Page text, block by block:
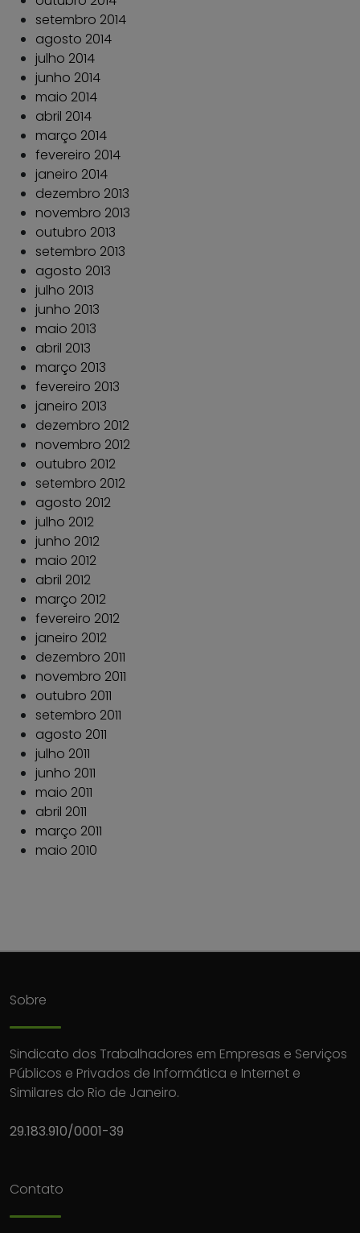
setembro 2014
agosto 2014
julho 2014
junho 2014
maio 2014
abril 2014
março 2014
fevereiro 2014
janeiro 2014
dezembro 2013
novembro 2013
outubro 2013
setembro 2013
agosto 2013
julho 2013
junho 2013
maio 2013
abril 2013
março 2013
fevereiro 2013
janeiro 2013
dezembro 2012
novembro 2012
outubro 2012
setembro 2012
agosto 2012
julho 2012
junho 2012
maio 2012
abril 2012
março 2012
fevereiro 2012
janeiro 2012
dezembro 2011
novembro 2011
outubro 2011
setembro 2011
agosto 2011
julho 2011
junho 2011
maio 2011
abril 2011
março 2011
maio 2010
Sobre
Sindicato dos Trabalhadores em Empresas e Serviços
Públicos e Privados de Informática e Internet e
Similares do Rio de Janeiro.
29.183.910/0001-39
Contato